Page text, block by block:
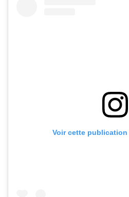
Voir cette